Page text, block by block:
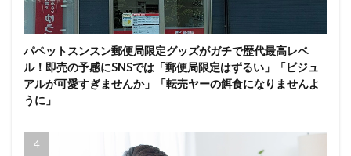
パペットスンスン郵便局限定グッズがガチで歴代最高レベ
ル！即売の予感にSNSでは「郵便局限定はずるい」「ビジュ
アルが可愛すぎませんか」「転売ヤーの餌食になりませんよ
うに」